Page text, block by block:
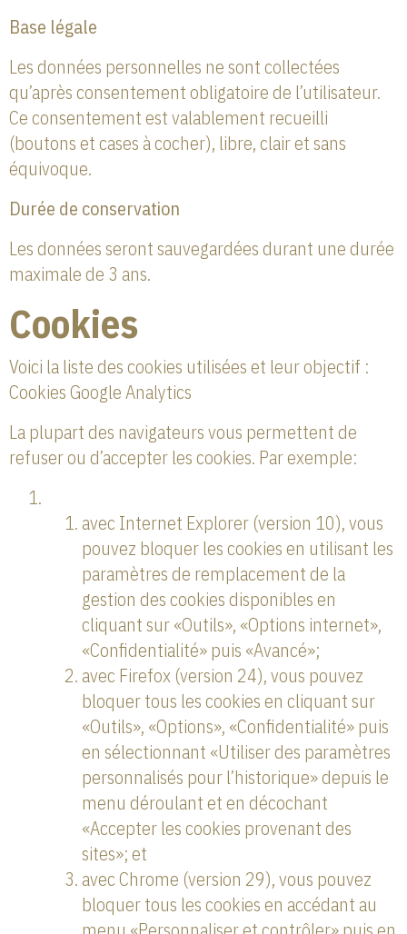
Base légale
Les données personnelles ne sont collectées
qu’après consentement obligatoire de l’utilisateur.
Ce consentement est valablement recueilli
(boutons et cases à cocher), libre, clair et sans
équivoque.
Durée de conservation
Les données seront sauvegardées durant une durée
maximale de 3 ans.
Cookies
Voici la liste des cookies utilisées et leur objectif :
Cookies Google Analytics
La plupart des navigateurs vous permettent de
refuser ou d’accepter les cookies. Par exemple:
avec Internet Explorer (version 10), vous
pouvez bloquer les cookies en utilisant les
paramètres de remplacement de la
gestion des cookies disponibles en
cliquant sur «Outils», «Options internet»,
«Confidentialité» puis «Avancé»;
avec Firefox (version 24), vous pouvez
bloquer tous les cookies en cliquant sur
«Outils», «Options», «Confidentialité» puis
en sélectionnant «Utiliser des paramètres
personnalisés pour l’historique» depuis le
menu déroulant et en décochant
«Accepter les cookies provenant des
sites»; et
avec Chrome (version 29), vous pouvez
bloquer tous les cookies en accédant au